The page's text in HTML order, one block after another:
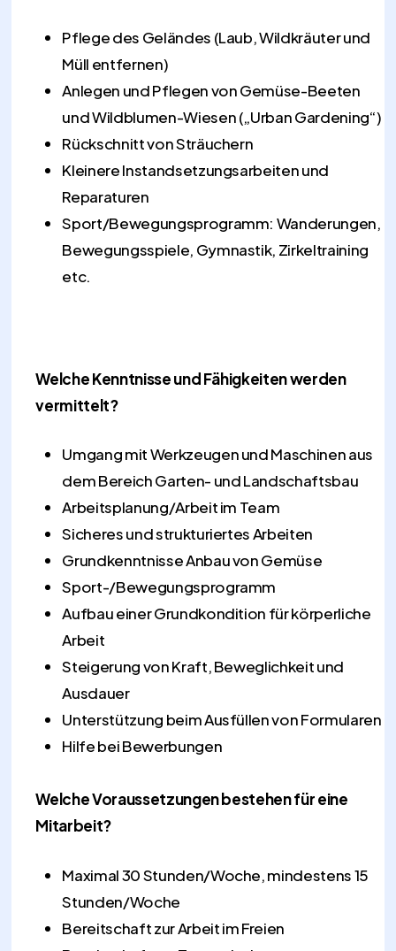
Pflege des Geländes (Laub, Wildkräuter und
Müll entfernen)
Anlegen und Pflegen von Gemüse-Beeten
und Wildblumen-Wiesen („Urban Gardening“)
Rückschnitt von Sträuchern
Kleinere Instandsetzungsarbeiten und
Reparaturen
Sport/Bewegungsprogramm: Wanderungen,
Bewegungsspiele, Gymnastik, Zirkeltraining
etc.
Welche Kenntnisse und Fähigkeiten werden
vermittelt?
Umgang mit Werkzeugen und Maschinen aus
dem Bereich Garten- und Landschaftsbau
Arbeitsplanung/Arbeit im Team
Sicheres und strukturiertes Arbeiten
Grundkenntnisse Anbau von Gemüse
Sport-/Bewegungsprogramm
Aufbau einer Grundkondition für körperliche
Arbeit
Steigerung von Kraft, Beweglichkeit und
Ausdauer
Unterstützung beim Ausfüllen von Formularen
Hilfe bei Bewerbungen
Welche Voraussetzungen bestehen für eine
Mitarbeit?
Maximal 30 Stunden/Woche, mindestens 15
Stunden/Woche
Bereitschaft zur Arbeit im Freien